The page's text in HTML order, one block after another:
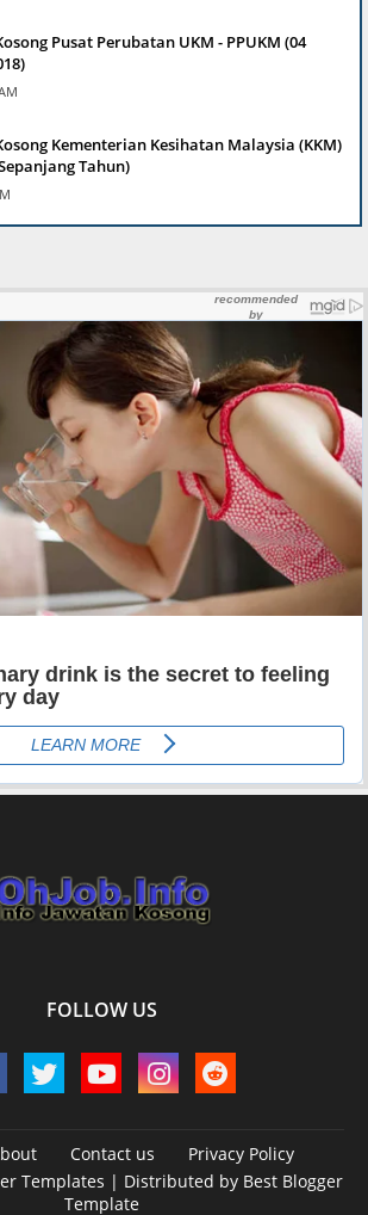
Pusat Perubatan UKM - PPUKM (04
Kementerian Kesihatan Malaysia (KKM)
Tahun)
FOLLOW US
Contact us
Privacy Policy
Templates | Distributed by Best Blogger
Template